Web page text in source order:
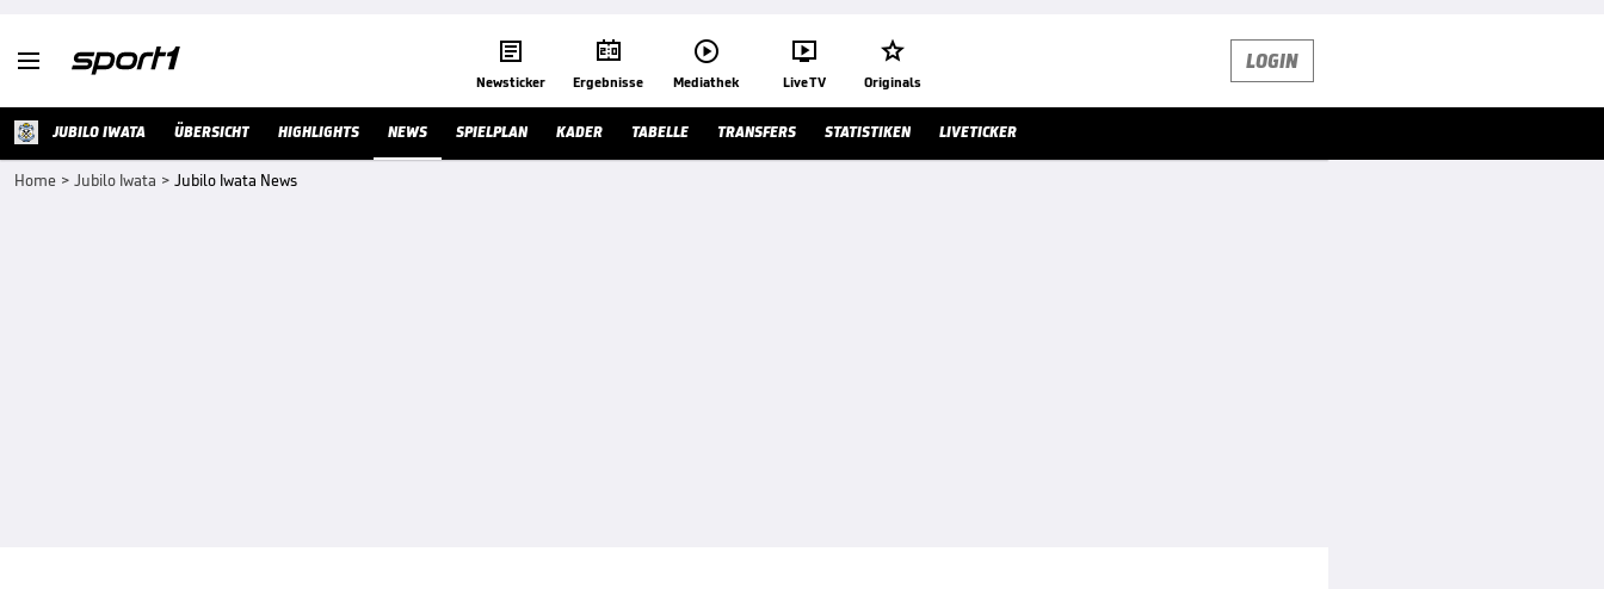
 
Newsticker

Ergebnisse

Mediathek

Live TV

Originals
LOGIN
JUBILO IWATA ÜBERSICHT HIGHLIGHTS NEWS SPIELPLAN KADER TABELLE TRANSFERS STATISTIKEN LIVETICKER
Home > Jubilo Iwata > Jubilo Iwata News